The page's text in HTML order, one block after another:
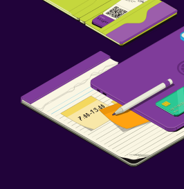
Chimenea exterior
Zona de trabajo
Fax/fotocopiadora